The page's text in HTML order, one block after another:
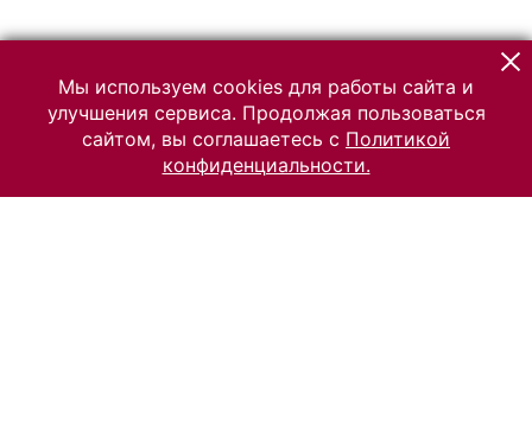
Мы используем cookies для работы сайта и
улучшения сервиса. Продолжая пользоваться
сайтом, вы соглашаетесь с Политикой
конфиденциальности.